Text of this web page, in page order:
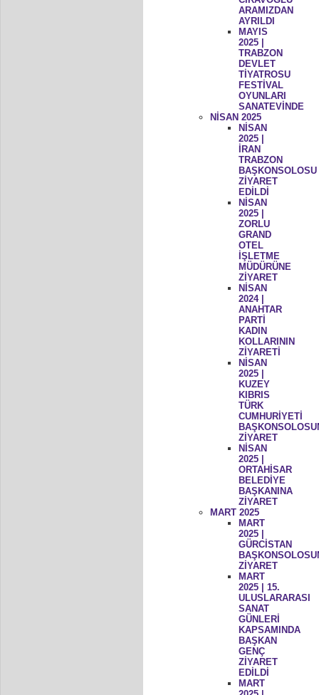
ARAMIZDAN
AYRILDI
MAYIS
2025 |
TRABZON
DEVLET
TİYATROSU
FESTİVAL
OYUNLARI
SANATEVİNDE
NİSAN 2025
NİSAN
2025 |
İRAN
TRABZON
BAŞKONSOLOSU
ZİYARET
EDİLDİ
NİSAN
2025 |
ZORLU
GRAND
OTEL
İŞLETME
MÜDÜRÜNE
ZİYARET
NİSAN
2024 |
ANAHTAR
PARTİ
KADIN
KOLLARININ
ZİYARETİ
NİSAN
2025 |
KUZEY
KIBRIS
TÜRK
CUMHURİYETİ
ZİYARET
NİSAN
2025 |
ORTAHİSAR
BELEDİYE
BAŞKANINA
ZİYARET
MART 2025
MART
2025 |
GÜRCİSTAN
ZİYARET
MART
2025 | 15.
ULUSLARARASI
SANAT
GÜNLERİ
KAPSAMINDA
BAŞKAN
GENÇ
ZİYARET
EDİLDİ
MART